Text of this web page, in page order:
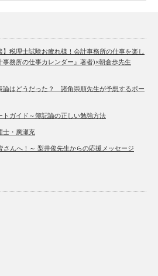
】税理士試験お疲れ様！会計事務所の仕事を楽し
事務所の仕事カレンダー』著者)×朝倉歩先生
論はどうだった？ 諸角崇順先生が予想するボー
ガイド～簿記論の正しい勉強方法
士・廣瀬充
さんへ！～ 梨井俊先生からの応援メッセージ